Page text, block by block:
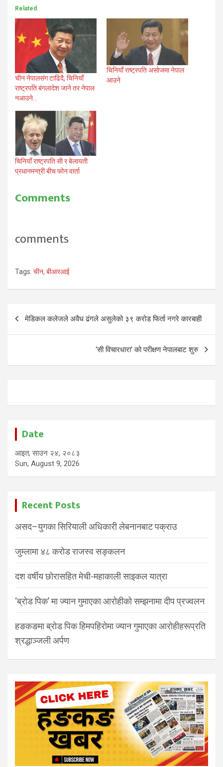
Related
चीन नेपालसंग टाढिदै, चिनियाँ
राष्ट्रपति बंगलादेश जाने तर नेपाल
नआउने…
चिनियाँ राष्ट्रपति असोजमा नेपाल
आउने
चिनियाँ राष्ट्रपति सी र बेलायती
प्रधानमन्त्री बीच फोन वार्ता
Comments
comments
Tags: चीन, बीआरआई
Post
navigation
मेडिकल कलेजले अवैध ढंगले असुलेको ३९ करोड फिर्ता नगरे कारबाही
‘सी विचारधारा’ को परीक्षण नेपालबाट शुरु
Date
आइत, साउन २४, २०८३
Sun, August 9, 2026
Recent Posts
असद–युगका सिरियाली अधिकारी लेबनानबाट पक्राउ
जुम्लामा ४८ करोड राजस्व सङ्कलन
दश वर्षीय छोरासहित मेची-महाकाली साइकल यात्रा
‘ब्रोड पिक’ मा ज्यान गुमाएका आरोहीको सम्झनामा दीप प्रज्वलन
हङकङमा ब्रोड पिक हिमपहिरोमा ज्यान गुमाएका आरोहीहरूप्रति
श्रद्धाञ्जली अर्पण